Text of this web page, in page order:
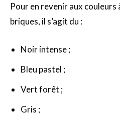
Pour en revenir aux couleurs
briques, il s’agit du :
Noir intense ;
Bleu pastel ;
Vert forêt ;
Gris ;